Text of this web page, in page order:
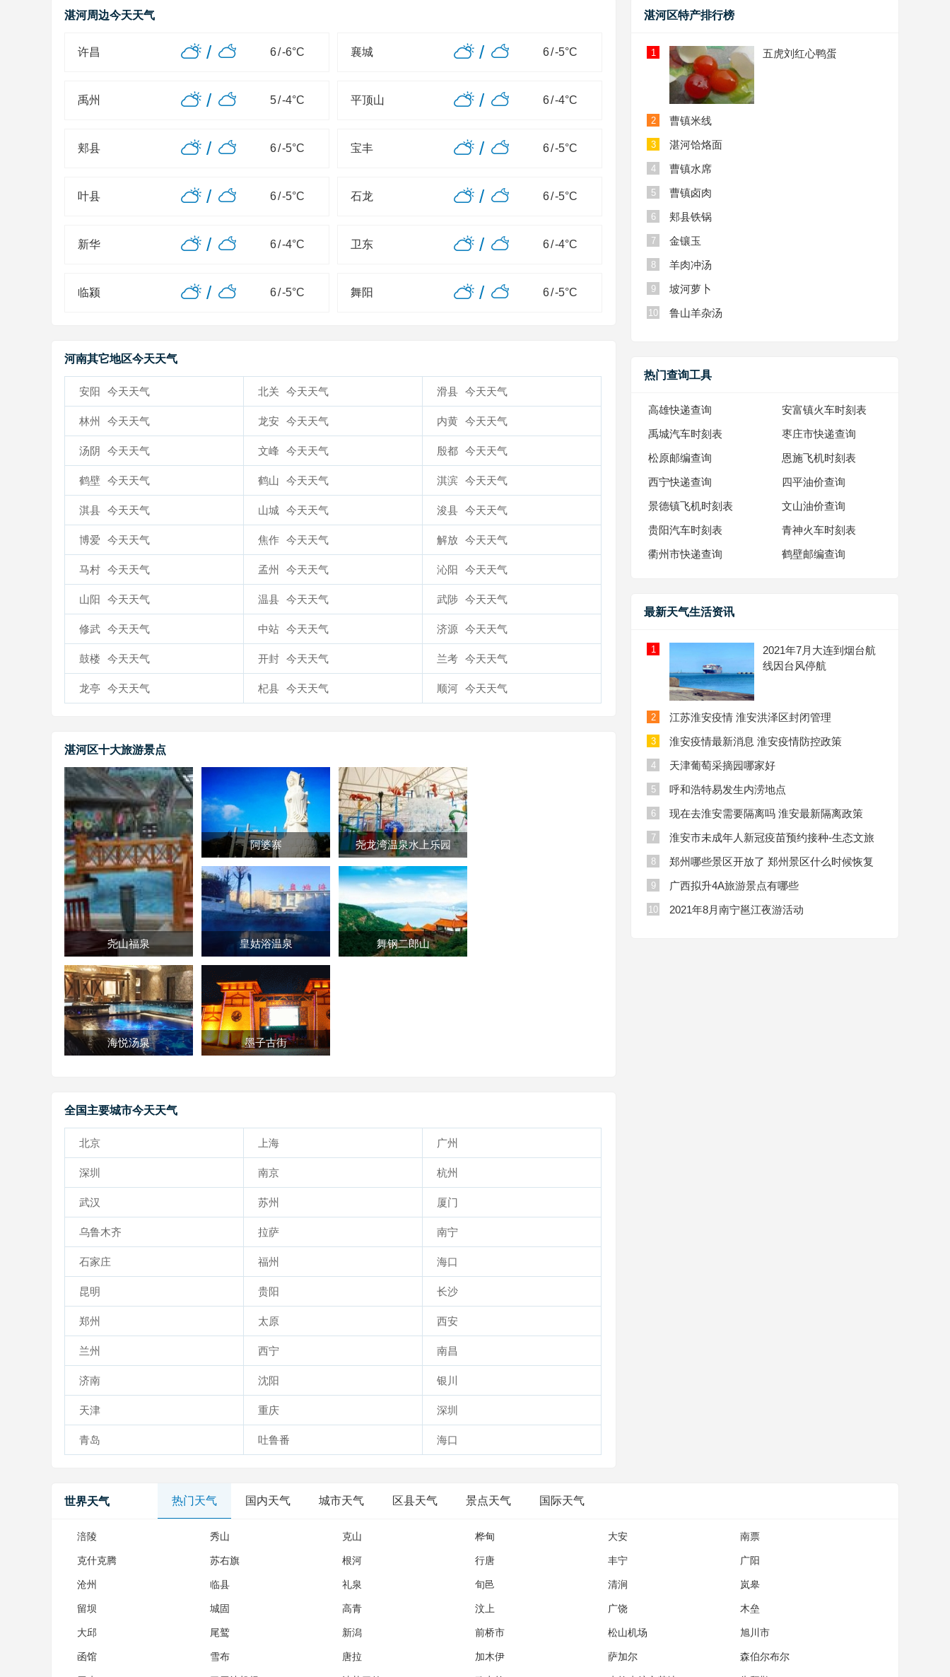
湛河周边今天天气
许昌 / 6/-6°C 襄城 / 6/-5°C
禹州 / 5/-4°C 平顶山 / 6/-4°C
郏县 / 6/-5°C 宝丰 / 6/-5°C
叶县 / 6/-5°C 石龙 / 6/-5°C
新华 / 6/-4°C 卫东 / 6/-4°C
临颍 / 6/-5°C 舞阳 / 6/-5°C
河南其它地区今天天气
安阳 今天天气 北关 今天天气 滑县 今天天气
林州 今天天气 龙安 今天天气 内黄 今天天气
汤阴 今天天气 文峰 今天天气 殷都 今天天气
鹤壁 今天天气 鹤山 今天天气 淇滨 今天天气
淇县 今天天气 山城 今天天气 浚县 今天天气
博爱 今天天气 焦作 今天天气 解放 今天天气
马村 今天天气 孟州 今天天气 沁阳 今天天气
山阳 今天天气 温县 今天天气 武陟 今天天气
修武 今天天气 中站 今天天气 济源 今天天气
鼓楼 今天天气 开封 今天天气 兰考 今天天气
龙亭 今天天气 杞县 今天天气 顺河 今天天气
湛河区十大旅游景点
尧山福泉
海悦汤泉
阿婆寨 尧龙湾温泉水上乐园
皇姑浴温泉 舞钢二郎山
墨子古街
全国主要城市今天天气
北京 上海 广州
深圳 南京 杭州
武汉 苏州 厦门
乌鲁木齐 拉萨 南宁
石家庄 福州 海口
昆明 贵阳 长沙
郑州 太原 西安
兰州 西宁 南昌
济南 沈阳 银川
天津 重庆 深圳
青岛 吐鲁番 海口
湛河区特产排行榜
1 五虎刘红心鸭蛋
2 曹镇米线
3 湛河饸烙面
4 曹镇水席
5 曹镇卤肉
6 郏县铁锅
7 金镶玉
8 羊肉冲汤
9 坡河萝卜
10 鲁山羊杂汤
热门查询工具
高雄快递查询 安富镇火车时刻表
禹城汽车时刻表 枣庄市快递查询
松原邮编查询 恩施飞机时刻表
西宁快递查询 四平油价查询
景德镇飞机时刻表 文山油价查询
贵阳汽车时刻表 青神火车时刻表
衢州市快递查询 鹤壁邮编查询
最新天气生活资讯
1
2021年7月大连到烟台航
线因台风停航
2 江苏淮安疫情 淮安洪泽区封闭管理
3 淮安疫情最新消息 淮安疫情防控政策
4 天津葡萄采摘园哪家好
5 呼和浩特易发生内涝地点
6 现在去淮安需要隔离吗 淮安最新隔离政策
7
淮安市未成年人新冠疫苗预约接种-生态文旅
8
郑州哪些景区开放了 郑州景区什么时候恢复
9 广西拟升4A旅游景点有哪些
10 2021年8月南宁邕江夜游活动
世界天气 热门天气 国内天气 城市天气 区县天气 景点天气 国际天气
涪陵 秀山 克山 桦甸 大安 南票
克什克腾 苏右旗 根河 行唐 丰宁 广阳
沧州 临县 礼泉 旬邑 清涧 岚皋
留坝 城固 高青 汶上 广饶 木垒
大邱 尾鹫 新潟 前桥市 松山机场 旭川市
函馆 雪布 唐拉 加木伊 萨加尔 森伯尔布尔